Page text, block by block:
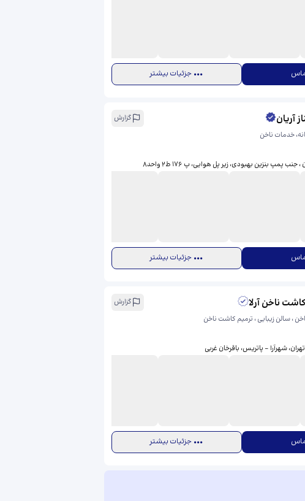
جزئیات بیشتر
آریان
گزارش
خدمات ناخن
پمپ بنزین بهبودی، زیر پل هوایی، ​پ ۱۷۶ ط۲ واحد۸
جزئیات بیشتر
ناخن آرلا
گزارش
، سالن زیبایی ، ترمیم کاشت ناخن
جزئیات بیشتر